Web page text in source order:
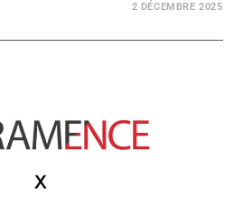
2 DÉCEMBRE 2025